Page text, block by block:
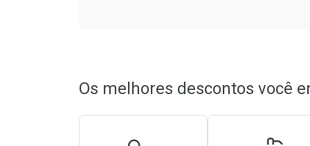
Os melhores descontos você